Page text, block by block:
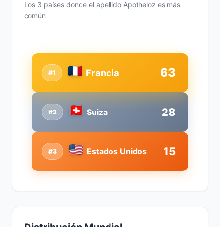
Los 3 países donde el apellido Apotheloz es más
común
#2 Suiza 28
#1 Francia 63
#3 Estados Unidos 15